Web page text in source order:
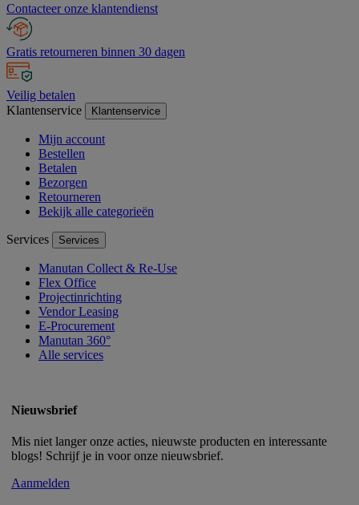
Contacteer onze klantendienst
Gratis retourneren binnen 30 dagen
Veilig betalen
Klantenservice
Klantenservice
Mijn account
Bestellen
Betalen
Bezorgen
Retourneren
Bekijk alle categorieën
Services Services
Manutan Collect & Re-Use
Flex Office
Projectinrichting
Vendor Leasing
E-Procurement
Manutan 360°
Alle services
Nieuwsbrief
Mis niet langer onze acties, nieuwste producten en interessante
blogs! Schrijf je in voor onze nieuwsbrief.
Aanmelden